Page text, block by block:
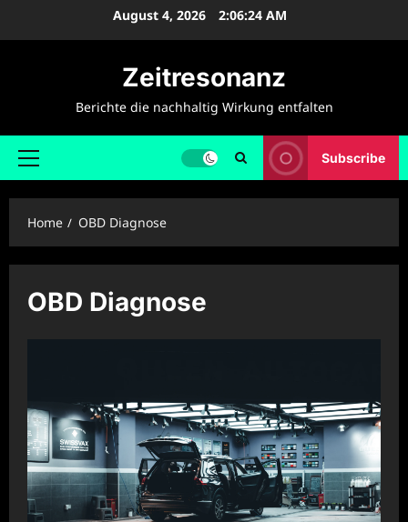
August 4, 2026 2:06:24 AM
Zeitresonanz
Berichte die nachhaltig Wirkung entfalten
Primary
Subscribe
Home OBD Diagnose
OBD Diagnose